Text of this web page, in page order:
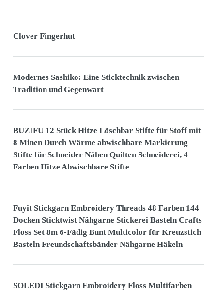
Clover Fingerhut
Modernes Sashiko: Eine Sticktechnik zwischen
Tradition und Gegenwart
BUZIFU 12 Stück Hitze Löschbar Stifte für Stoff mit
8 Minen Durch Wärme abwischbare Markierung
Stifte für Schneider Nähen Quilten Schneiderei, 4
Farben Hitze Abwischbare Stifte
Fuyit Stickgarn Embroidery Threads 48 Farben 144
Docken Sticktwist Nähgarne Stickerei Basteln Crafts
Floss Set 8m 6-Fädig Bunt Multicolor für Kreuzstich
Basteln Freundschaftsbänder Nähgarne Häkeln
SOLEDI Stickgarn Embroidery Floss Multifarben